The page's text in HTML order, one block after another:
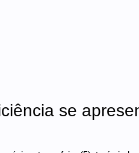
se